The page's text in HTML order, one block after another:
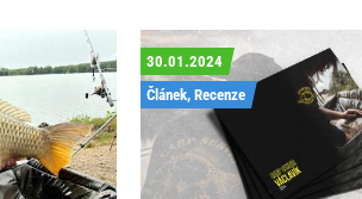
30.01.2024
Článek, Recenze